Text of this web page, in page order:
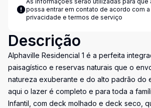
possa entrar em contato de acordo com a
privacidade e termos de serviço
Descrição
Alphaville Residencial 1 é a perfeita
paisagístico e reservas naturais que o
natureza exuberante e do alto padrão do
aqui o lazer é completo e para toda a
Infantil, com deck molhado e deck seco,